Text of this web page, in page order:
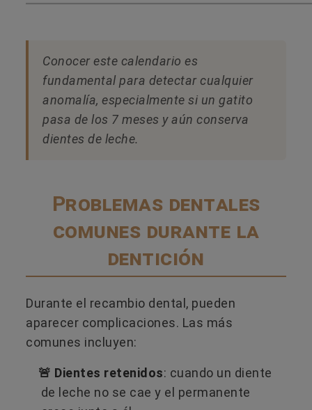
Conocer este calendario es
fundamental para detectar cualquier
anomalía, especialmente si un gatito
pasa de los 7 meses y aún conserva
dientes de leche.
Problemas dentales
comunes durante la
dentición
Durante el recambio dental, pueden
aparecer complicaciones. Las más
comunes incluyen:
🚨 Dientes retenidos: cuando un diente
de leche no se cae y el permanente